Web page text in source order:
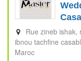
Rue zineb ishak,
ibnou tachfine
Maroc